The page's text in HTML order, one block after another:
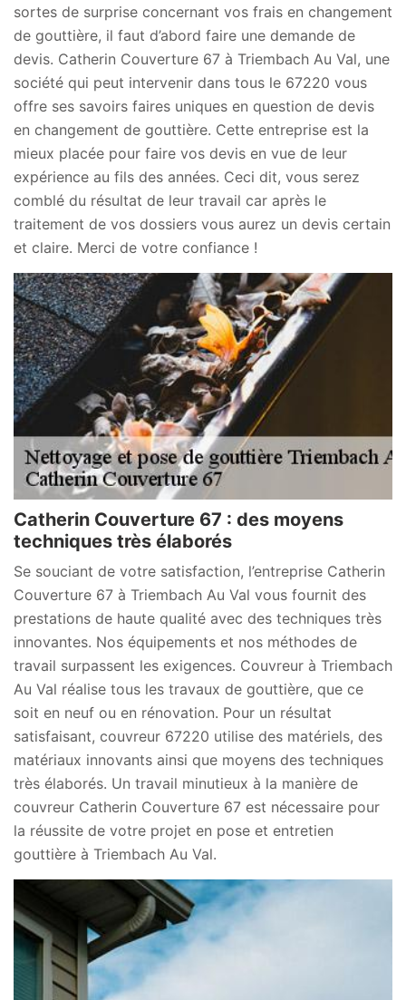
sortes de surprise concernant vos frais en changement
de gouttière, il faut d’abord faire une demande de
devis. Catherin Couverture 67 à Triembach Au Val, une
société qui peut intervenir dans tous le 67220 vous
offre ses savoirs faires uniques en question de devis
en changement de gouttière. Cette entreprise est la
mieux placée pour faire vos devis en vue de leur
expérience au fils des années. Ceci dit, vous serez
comblé du résultat de leur travail car après le
traitement de vos dossiers vous aurez un devis certain
et claire. Merci de votre confiance !
Catherin Couverture 67 : des moyens
techniques très élaborés
Se souciant de votre satisfaction, l’entreprise Catherin
Couverture 67 à Triembach Au Val vous fournit des
prestations de haute qualité avec des techniques très
innovantes. Nos équipements et nos méthodes de
travail surpassent les exigences. Couvreur à Triembach
Au Val réalise tous les travaux de gouttière, que ce
soit en neuf ou en rénovation. Pour un résultat
satisfaisant, couvreur 67220 utilise des matériels, des
matériaux innovants ainsi que moyens des techniques
très élaborés. Un travail minutieux à la manière de
couvreur Catherin Couverture 67 est nécessaire pour
la réussite de votre projet en pose et entretien
gouttière à Triembach Au Val.